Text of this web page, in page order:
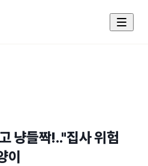
냥들짝!.."집사 위험
이